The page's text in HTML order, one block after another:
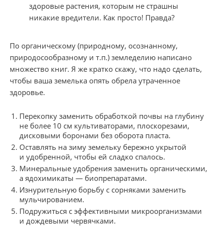
здоровые растения, которым не страшны
никакие вредители. Как просто! Правда?
По органическому (природному, осознанному,
природосообразному и т.п.) земледелию написано
множество книг. Я же кратко скажу, что надо сделать,
чтобы ваша земелька опять обрела утраченное
здоровье.
Перекопку заменить обработкой почвы на глубину
не более 10 см культиваторами, плоскорезами,
дисковыми боронами без оборота пласта.
Оставлять на зиму земельку бережно укрытой
и удобренной, чтобы ей сладко спалось.
Минеральные удобрения заменить органическими,
а ядохимикаты — биопрепаратами.
Изнурительную борьбу с сорняками заменить
мульчированием.
Подружиться с эффективными микроорганизмами
и дождевыми червячками.